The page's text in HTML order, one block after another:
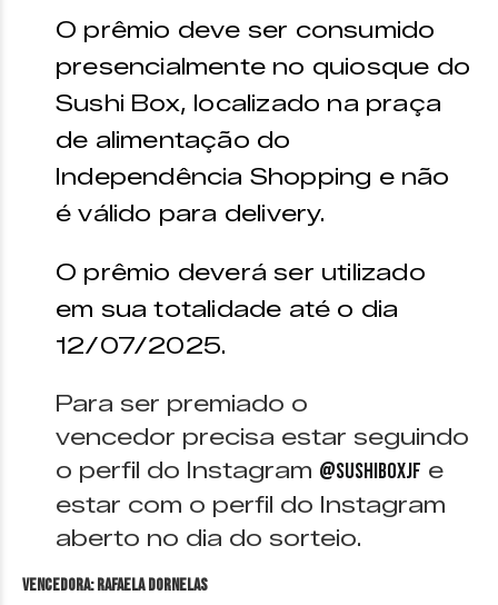
O prêmio deve ser consumido
presencialmente no quiosque do
Sushi Box, localizado na praça
de alimentação do
Independência Shopping e não
é válido para delivery.
O prêmio deverá ser utilizado
em sua totalidade até o dia
12/07/2025.
Para ser premiado o
vencedor precisa estar seguindo
o perfil do Instagram @sushiboxjf e
estar com o perfil do Instagram
aberto no dia do sorteio.
VENCEDORA: Rafaela Dornelas